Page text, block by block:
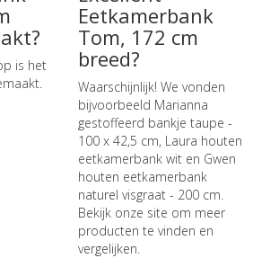
is het
Eetkamerbank
Tom, 172 cm
breed?
Waarschijnlijk! We vonden
bijvoorbeeld Marianna
gestoffeerd bankje taupe -
100 x 42,5 cm, Laura houten
eetkamerbank witen Gwen
houten eetkamerbank
naturel visgraat - 200 cm.
Bekijk onze site om meer
producten te vinden en
vergelijken.